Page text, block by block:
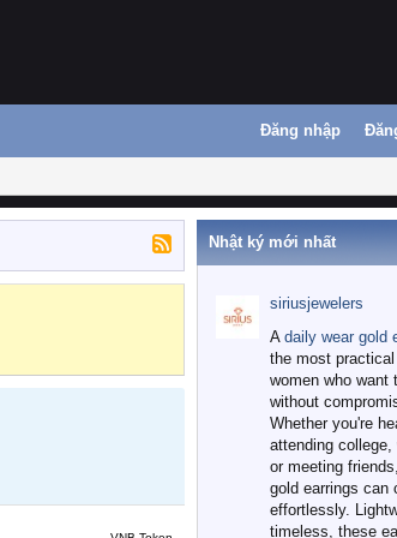
Đăng nhập
Nhật ký mới nhất
siriusjewelers
A daily wear gold
the most
women who want
without
Whether you're
attending college,
or meeting
gold earrings can
effortlessly.
timeless, these